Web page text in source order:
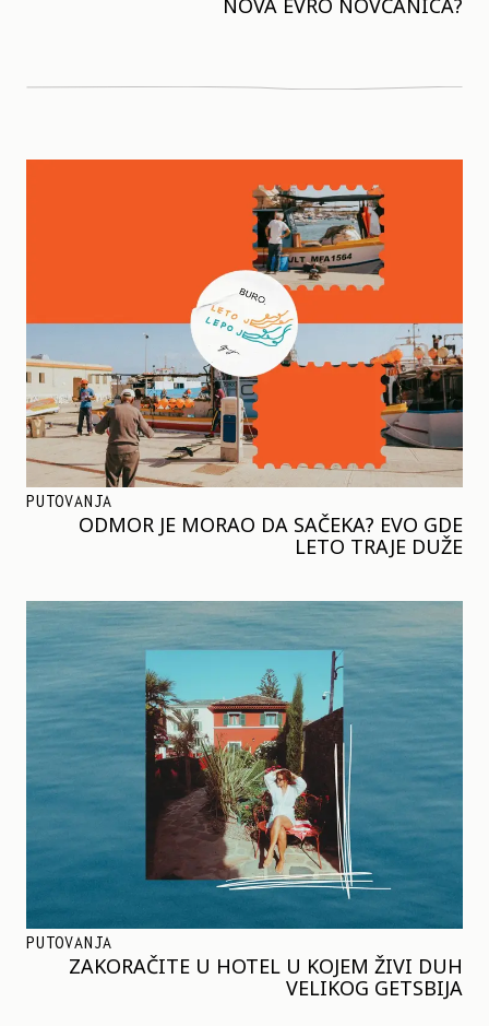
PUTOVANJA
ODMOR JE MORAO DA SAČEKA? EVO GDE
LETO TRAJE DUŽE
PUTOVANJA
ZAKORAČITE U HOTEL U KOJEM ŽIVI DUH
VELIKOG GETSBIJA